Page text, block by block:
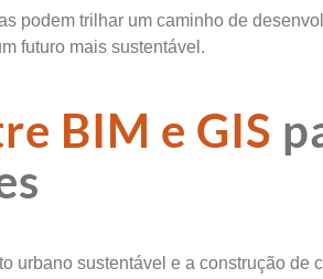
podem trilhar um caminho de
futuro mais sustentável.
BIM e GIS
urbano sustentável e a construção de